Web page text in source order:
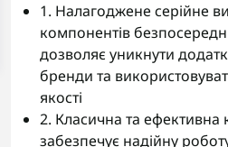
1. Налагоджене серійне
компонентів
дозволяє уникнути
бренди та
якості
2. Класична та ефективна
забезпечує надійну